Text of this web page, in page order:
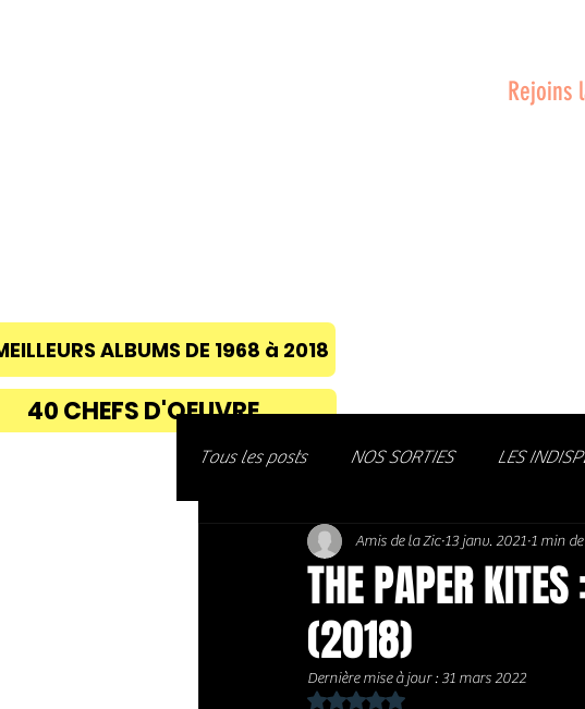
ALBUMS DE 1968 à 2018
Découvrez des
40 CHEFS D'OEUVRE
Tous les posts NOS SORTIES LES
Soft Rock / Folk Jazz Soul / Funk /
Country / Americana
THE PAPER
(2018)
Amis de la Zic 13 janv. 2021 1 min
Dernière mise à jour :31 mars 2022
Noté NaN étoiles sur 5.